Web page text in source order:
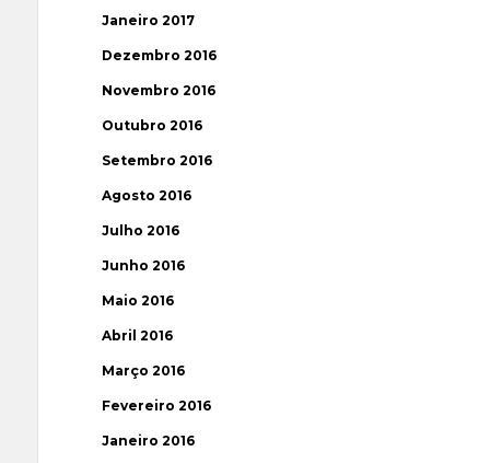
Janeiro 2017
Dezembro 2016
Novembro 2016
Outubro 2016
Setembro 2016
Agosto 2016
Julho 2016
Junho 2016
Maio 2016
Abril 2016
Março 2016
Fevereiro 2016
Janeiro 2016